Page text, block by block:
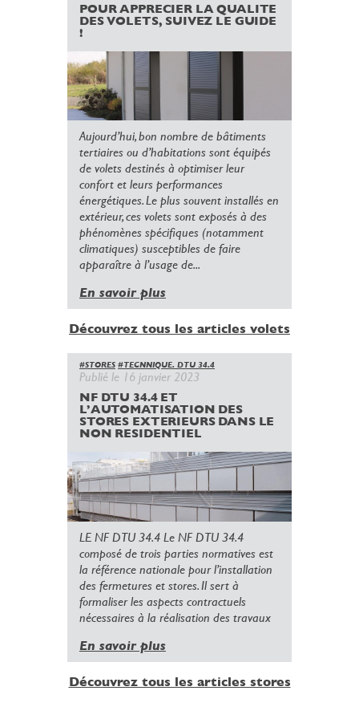
POUR APPRECIER LA QUALITE
DES VOLETS, SUIVEZ LE GUIDE
!
Aujourd’hui, bon nombre de bâtiments
tertiaires ou d’habitations sont équipés
de volets destinés à optimiser leur
confort et leurs performances
énergétiques. Le plus souvent installés en
extérieur, ces volets sont exposés à des
phénomènes spécifiques (notamment
climatiques) susceptibles de faire
apparaître à l’usage de...
En savoir plus
Découvrez tous les articles volets
#STORES #TECNNIQUE. DTU 34.4
Publié le 16 janvier 2023
NF DTU 34.4 ET
L’AUTOMATISATION DES
STORES EXTERIEURS DANS LE
NON RESIDENTIEL
LE NF DTU 34.4 Le NF DTU 34.4
composé de trois parties normatives est
la référence nationale pour l’installation
des fermetures et stores. Il sert à
formaliser les aspects contractuels
nécessaires à la réalisation des travaux
En savoir plus
Découvrez tous les articles stores